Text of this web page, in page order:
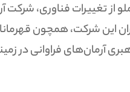
تغییرات فناوری، شرکت
این شرکت، همچون
آرمان‌های فراوانی در